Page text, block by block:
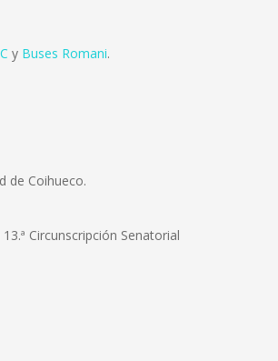
y Buses Romani.
de Coihueco.
Circunscripción Senatorial